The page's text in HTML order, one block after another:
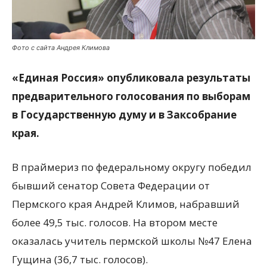
Фото с сайта Андрея Климова
«Единая Россия» опубликовала результаты
предварительного голосования по выборам
в Государственную думу и в Заксобрание
края.
В праймериз по федеральному округу победил
бывший сенатор Совета Федерации от
Пермского края Андрей Климов, набравший
более 49,5 тыс. голосов. На втором месте
оказалась учитель пермской школы №47 Елена
Гущина (36,7 тыс. голосов).